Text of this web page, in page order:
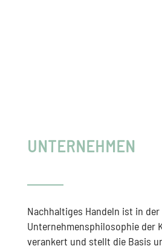
UNTERNEHMEN
Nachhaltiges Handeln ist in der
Unternehmensphilosophie der
verankert und stellt die Basis